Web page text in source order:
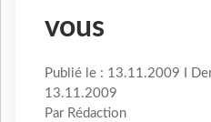
vous
Publié le : 13.11.2009 I
13.11.2009
Par Rédaction